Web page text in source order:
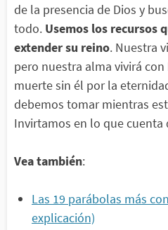
de la presencia de Dios y
todo. Usemos los recursos
extender su reino. Nuestra
pero nuestra alma vivirá con
muerte sin él por la
debemos tomar mientras
Invirtamos en lo que cuenta
Vea también:
Las 19 parábolas más
explicación)